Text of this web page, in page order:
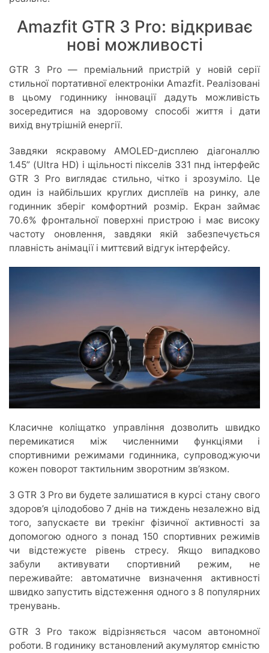
Amazfit GTR 3 Pro: відкриває
нові можливості
GTR 3 Pro — преміальний пристрій у новій серії
стильної портативної електроніки Amazfit. Реалізовані
в цьому годиннику інновації дадуть можливість
зосередитися на здоровому способі життя і дати
вихід внутрішній енергії.
Завдяки яскравому AMOLED-дисплею діагоналлю
1.45” (Ultra HD) і щільності пікселів 331 пнд інтерфейс
GTR 3 Pro виглядає стильно, чітко і зрозуміло. Це
один із найбільших круглих дисплеїв на ринку, але
годинник зберіг комфортний розмір. Екран займає
70.6% фронтальної поверхні пристрою і має високу
частоту оновлення, завдяки якій забезпечується
плавність анімації і миттєвий відгук інтерфейсу.
Класичне коліщатко управління дозволить швидко
перемикатися між численними функціями і
спортивними режимами годинника, супроводжуючи
кожен поворот тактильним зворотним зв’язком.
З GTR 3 Pro ви будете залишатися в курсі стану свого
здоров’я цілодобово 7 днів на тиждень незалежно від
того, запускаєте ви трекінг фізичної активності за
допомогою одного з понад 150 спортивних режимів
чи відстежуєте рівень стресу. Якщо випадково
забули активувати спортивний режим, не
переживайте: автоматичне визначення активності
швидко запустить відстеження одного з 8 популярних
тренувань.
GTR 3 Pro також відрізняється часом автономної
роботи. В годинику встановлений акумулятор ємністю